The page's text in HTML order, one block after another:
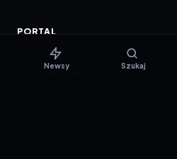
PORTAL
Informacje o ciasteczkach
Polityka prywatności
Newsy Szukaj